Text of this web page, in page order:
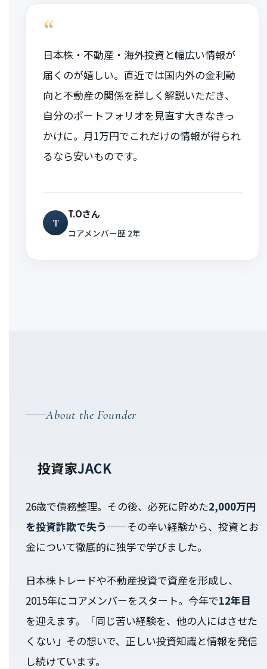
“
日本株・不動産・海外投資と幅広い情報が
届くのが嬉しい。直近では国内外の金利動
向と不動産の関係を詳しく解説いただき、
自分のポートフォリオを見直す大きなきっ
かけに。月1万円でこれだけの情報が得られ
るなら安いものです。
T
T.Oさん
コアメンバー歴 2年
About the Founder
投資家JACK
26歳で債務整理。その後、必死に貯めた2,000万円
を投資詐欺で失う——その辛い経験から、投資とお
金について徹底的に独学で学びました。
日本株トレードや不動産投資で資産を形成し、
2015年にコアメンバーをスタート。今年で12年目
を迎えます。「同じ苦い経験を、他の人にはさせた
くない」その想いで、正しい投資知識と情報を発信
し続けています。